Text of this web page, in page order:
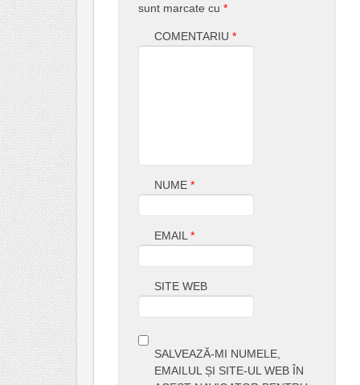
sunt marcate cu *
COMENTARIU *
NUME *
EMAIL *
SITE WEB
SALVEAZĂ-MI NUMELE,
EMAILUL ȘI SITE-UL WEB ÎN